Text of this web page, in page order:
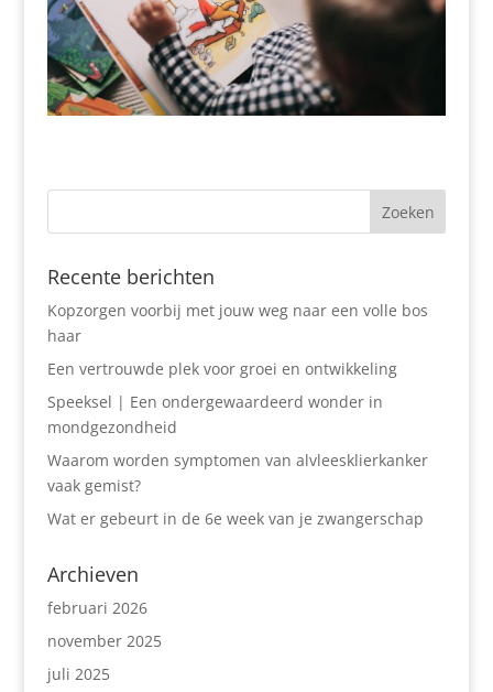
Recente berichten
Kopzorgen voorbij met jouw weg naar een volle bos
haar
Een vertrouwde plek voor groei en ontwikkeling
Speeksel | Een ondergewaardeerd wonder in
mondgezondheid
Waarom worden symptomen van alvleesklierkanker
vaak gemist?
Wat er gebeurt in de 6e week van je zwangerschap
Archieven
februari 2026
november 2025
juli 2025